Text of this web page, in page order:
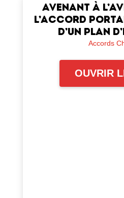
Avenant à
l’accord
d’un Plan
Retraite
Accords
OUVRIR